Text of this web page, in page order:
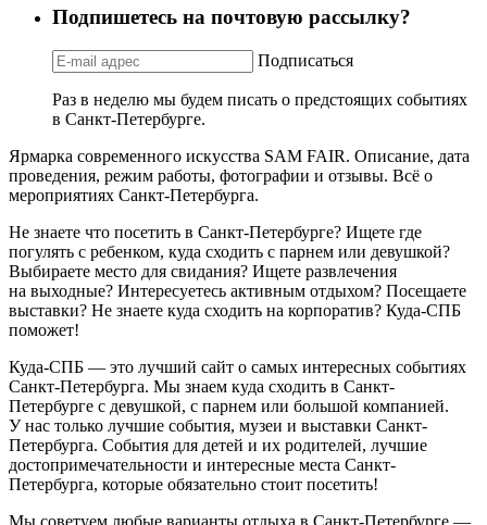
Подпишетесь на почтовую рассылку?
Подписаться
Раз в неделю мы будем писать о предстоящих событиях
в Санкт-Петербурге.
Ярмарка современного искусства SAM FAIR. Описание, дата
проведения, режим работы, фотографии и отзывы. Всё о
мероприятиях Санкт-Петербурга.
Не знаете что посетить в Санкт-Петербурге? Ищете где
погулять с ребенком, куда сходить с парнем или девушкой?
Выбираете место для свидания? Ищете развлечения
на выходные? Интересуетесь активным отдыхом? Посещаете
выставки? Не знаете куда сходить на корпоратив? Куда-СПБ
поможет!
Куда-СПБ — это лучший сайт о самых интересных событиях
Санкт-Петербурга. Мы знаем куда сходить в Санкт-
Петербурге с девушкой, с парнем или большой компанией.
У нас только лучшие события, музеи и выставки Санкт-
Петербурга. События для детей и их родителей, лучшие
достопримечательности и интересные места Санкт-
Петербурга, которые обязательно стоит посетить!
Мы советуем любые варианты отдыха в Санкт-Петербурге —